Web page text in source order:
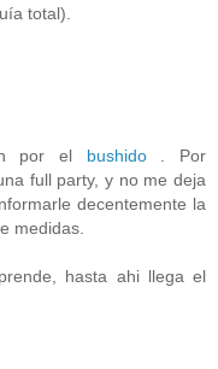
total).
por el bushido. Por
full party, y no me deja
decentemente la
medidas.
hasta ahi llega el